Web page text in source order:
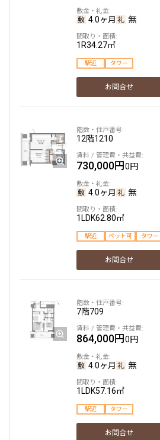
4.0ヶ月 無
1R34.27㎡
駅近 タワー
お問合せ
12階1210
730,000円0円
4.0ヶ月 無
1LDK62.80㎡
駅近 ペット可 タワー
お問合せ
7階709
864,000円0円
4.0ヶ月 無
1LDK57.16㎡
駅近 タワー
お問合せ